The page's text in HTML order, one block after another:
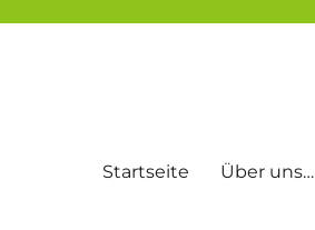
Startseite Über uns…